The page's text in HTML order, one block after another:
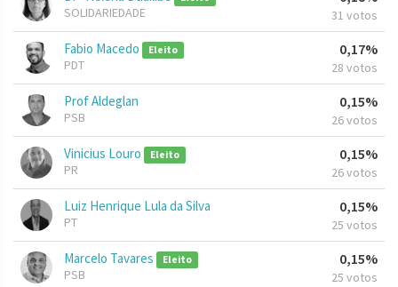
SOLIDARIEDADE 31 votos
Fabio Macedo Eleito
PDT
0,17%
28 votos
Prof Aldeglan
PSB
0,15%
26 votos
Vinicius Louro Eleito
PR
0,15%
26 votos
Luiz Henrique Lula da Silva
PT
0,15%
25 votos
Marcelo Tavares Eleito
PSB
0,15%
25 votos